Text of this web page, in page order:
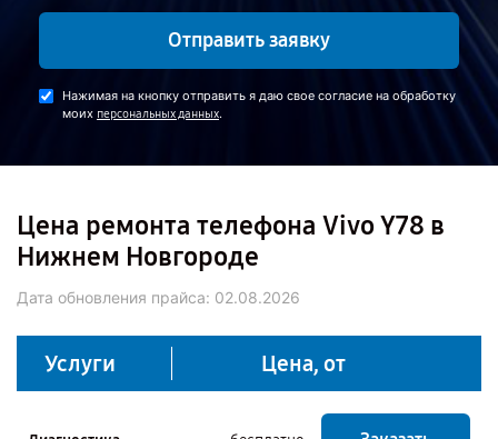
Отправить заявку
Нажимая на кнопку отправить я даю свое согласие на обработку
моих персональных данных.
Цена ремонта телефона Vivo Y78 в
Нижнем Новгороде
Дата обновления прайса: 02.08.2026
Услуги Цена, от